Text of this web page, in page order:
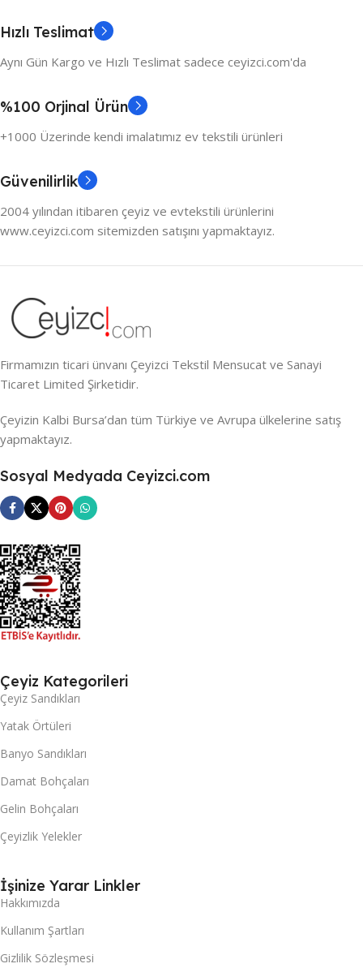
Hızlı Teslimat
Aynı Gün Kargo ve Hızlı Teslimat sadece ceyizci.com'da
%100 Orjinal Ürün
+1000 Üzerinde kendi imalatımız ev tekstili ürünleri
Güvenilirlik
2004 yılından itibaren çeyiz ve evtekstili ürünlerini
www.ceyizci.com sitemizden satışını yapmaktayız.
Firmamızın ticari ünvanı Çeyizci Tekstil Mensucat ve Sanayi
Ticaret Limited Şirketidir.
Çeyizin Kalbi Bursa’dan tüm Türkiye ve Avrupa ülkelerine satış
yapmaktayız.
Sosyal Medyada Ceyizci.com
Çeyiz Kategorileri
Çeyiz Sandıkları
Yatak Örtüleri
Banyo Sandıkları
Damat Bohçaları
Gelin Bohçaları
Çeyizlik Yelekler
İşinize Yarar Linkler
Hakkımızda
Kullanım Şartları
Gizlilik Sözleşmesi